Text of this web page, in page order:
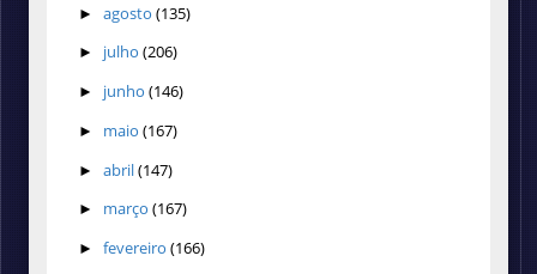
► agosto (135)
► julho (206)
► junho (146)
► maio (167)
► abril(147)
► março (167)
► fevereiro (166)